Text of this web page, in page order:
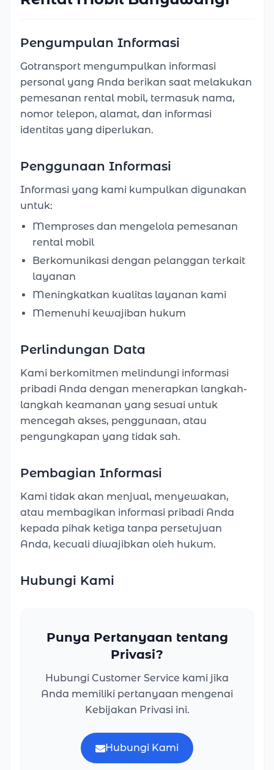
Pengumpulan Informasi
Gotransport mengumpulkan informasi
personal yang Anda berikan saat melakukan
pemesanan rental mobil, termasuk nama,
nomor telepon, alamat, dan informasi
identitas yang diperlukan.
Penggunaan Informasi
Informasi yang kami kumpulkan digunakan
untuk:
Memproses dan mengelola pemesanan
rental mobil
Berkomunikasi dengan pelanggan terkait
layanan
Meningkatkan kualitas layanan kami
Memenuhi kewajiban hukum
Perlindungan Data
Kami berkomitmen melindungi informasi
pribadi Anda dengan menerapkan langkah-
langkah keamanan yang sesuai untuk
mencegah akses, penggunaan, atau
pengungkapan yang tidak sah.
Pembagian Informasi
Kami tidak akan menjual, menyewakan,
atau membagikan informasi pribadi Anda
kepada pihak ketiga tanpa persetujuan
Anda, kecuali diwajibkan oleh hukum.
Hubungi Kami
Punya Pertanyaan tentang
Privasi?
Hubungi Customer Service kami jika
Anda memiliki pertanyaan mengenai
Kebijakan Privasi ini.
Hubungi Kami